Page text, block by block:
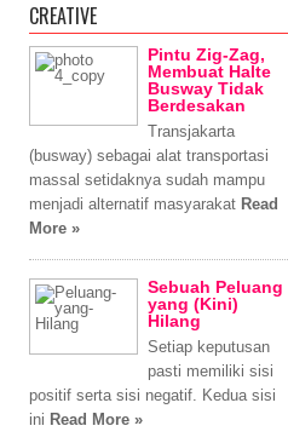
CREATIVE
Pintu Zig-Zag,
Membuat Halte
Busway Tidak
Berdesakan
Transjakarta
(busway) sebagai alat transportasi
massal setidaknya sudah mampu
menjadi alternatif masyarakat Read
More »
Sebuah Peluang
yang (Kini)
Hilang
Setiap keputusan
pasti memiliki sisi
positif serta sisi negatif. Kedua sisi
ini Read More »